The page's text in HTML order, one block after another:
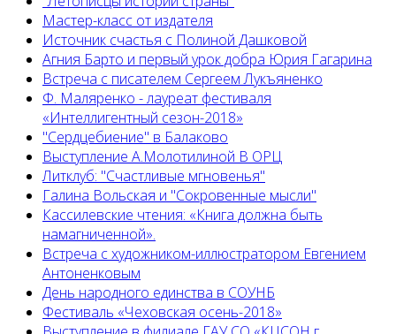
Мастер-класс от издателя
Источник счастья с Полиной Дашковой
Агния Барто и первый урок добра Юрия Гагарина
Встреча с писателем Сергеем Лукъяненко
Ф. Маляренко - лауреат фестиваля
«Интеллигентный сезон-2018»
"Сердцебиение" в Балаково
Выступление А.Молотилиной В ОРЦ
Литклуб: "Счастливые мгновенья"
Галина Вольская и "Сокровенные мысли"
Кассилевские чтения: «Книга должна быть
намагниченной».
Встреча с художником-иллюстратором Евгением
Антоненковым
День народного единства в СОУНБ
Фестиваль «Чеховская осень-2018»